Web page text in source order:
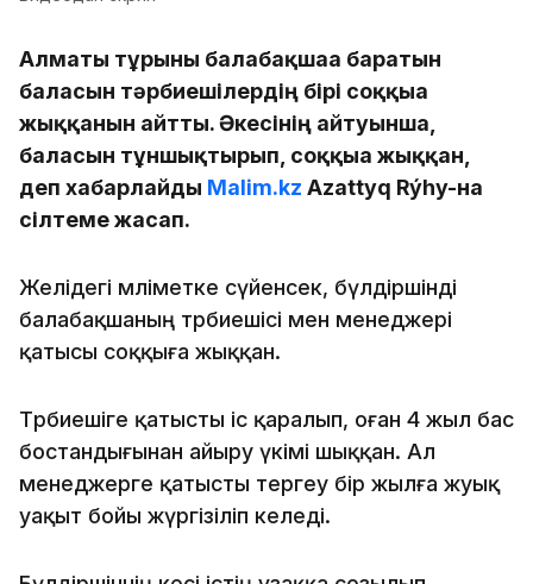
Алматы тұрғыны балабақшаға баратын
баласын тәрбиешілердің бірі соққыға
жыққанын айтты. Әкесінің айтуынша,
баласын тұншықтырып, соққыға жыққан,
деп хабарлайды Malim.kz Azattyq Rýhy-на
сілтеме жасап.
Желідегі мәліметке сүйенсек, бүлдіршінді
балабақшаның тәрбиешісі мен менеджері
қатысы соққыға жыққан.
Тәрбиешіге қатысты іс қаралып, оған 4 жыл бас
бостандығынан айыру үкімі шыққан. Ал
менеджерге қатысты тергеу бір жылға жуық
уақыт бойы жүргізіліп келеді.